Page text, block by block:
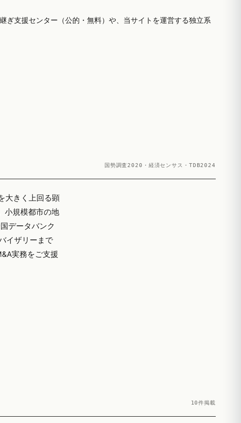
ぎ支援センター（公的・無料）や、当サイトを運営する独立系
国勢調査2020・経済センサス・TDB2024
大きく上回る顕
小規模都市の地
データバンク
イザリーまで
実務をご支援
10件掲載